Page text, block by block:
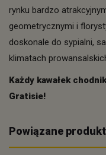
rynku bardzo
geometrycznymi i
doskonale do sypialni,
klimatach
Każdy kawałek
Gratisie!
Powiązane